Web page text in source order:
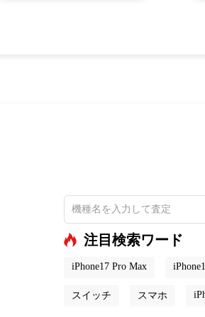
注目検索ワード
iPhone17 Pro Max
スイッチ スマホ